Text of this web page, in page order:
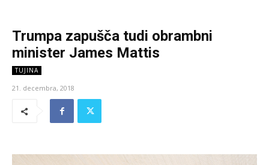
Trumpa zapušča tudi obrambni
minister James Mattis
TUJINA
21. decembra, 2018